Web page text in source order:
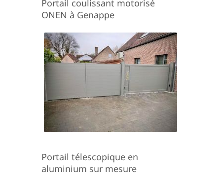
Portail coulissant motorisé
ONEN à Genappe
Portail télescopique en
aluminium sur mesure